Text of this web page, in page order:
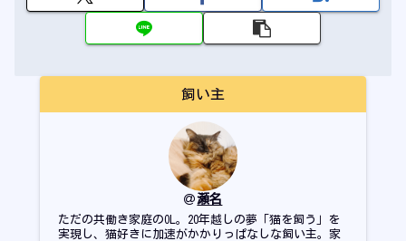
飼い主
瀬名
ただの共働き家庭のOL。20年越しの夢「猫を飼う」を
実現し、猫好きに加速がかかりっぱなしな飼い主。家